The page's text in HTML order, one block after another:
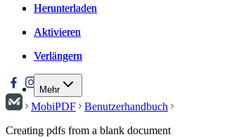
Herunterladen
Aktivieren
Verlängern
Mehr
Herunterladen
Aktivieren
Verlängern
MobiPDF
Benutzerhandbuch
Creating pdfs from a blank document